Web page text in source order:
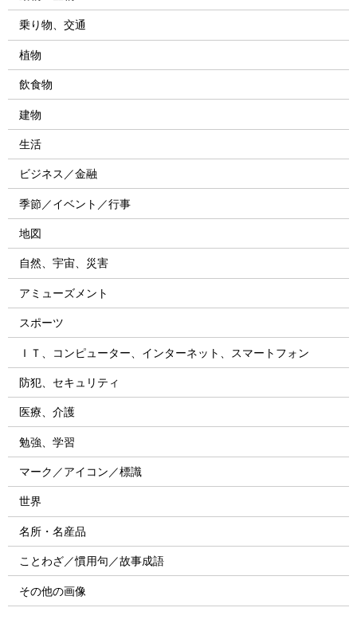
乗り物、交通
植物
飲食物
建物
生活
ビジネス／金融
季節／イベント／行事
地図
自然、宇宙、災害
アミューズメント
スポーツ
ＩＴ、コンピューター、インターネット、スマートフォン
防犯、セキュリティ
医療、介護
勉強、学習
マーク／アイコン／標識
世界
名所・名産品
ことわざ／慣用句／故事成語
その他の画像